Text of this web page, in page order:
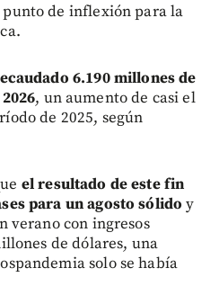
de inflexión para la
6.190 millones de
, un aumento de casi el
de 2025, según
el resultado de este fin
para un agosto sólido y
verano con ingresos
de dólares, una
solo se había